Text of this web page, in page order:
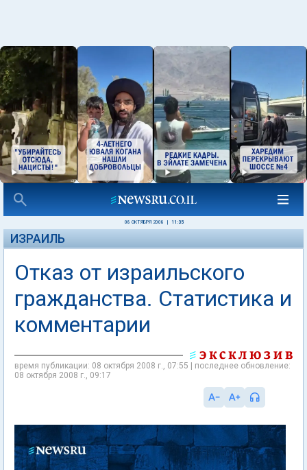
08 ОКТЯБРЯ 2008 11:35
ИЗРАИЛЬ
Отказ от израильского
гражданства. Статистика и
комментарии
время публикации: 08 октября 2008 г., 07:55 | последнее обновление:
08 октября 2008 г., 09:17